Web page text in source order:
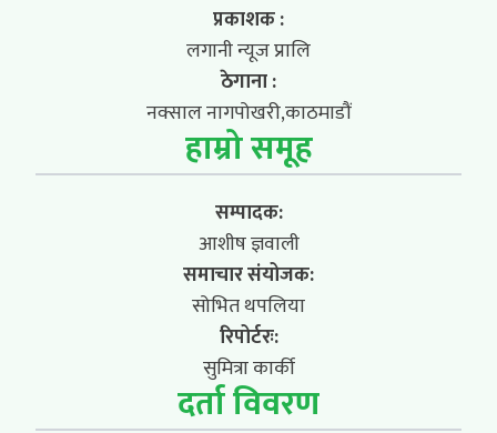
प्रकाशक :
लगानी न्यूज प्रालि
ठेगाना :
नक्साल नागपोखरी,काठमाडौं
हाम्रो समूह
सम्पादक:
आशीष ज्ञवाली
समाचार संयोजक:
सोभित थपलिया
रिपोर्टरः:
सुमित्रा कार्की
दर्ता विवरण